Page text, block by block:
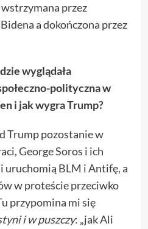
przez
a dokończona przez
wyglądała
polityczna w
i jak wygra Trump?
Trump pozostanie w
George Soros i ich
uruchomią BLM i Antifę, a
w proteście przeciwko
przypomina mi się
i w puszczy: „jak Ali